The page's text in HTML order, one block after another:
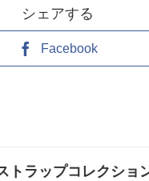
シェアする
Facebook
トラップコレクショ